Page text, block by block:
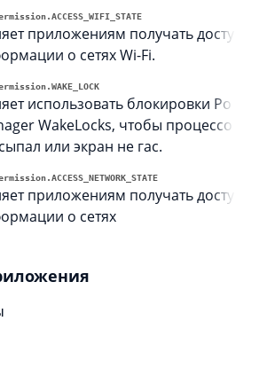
приложениям получать досту
о сетях Wi-Fi.
использовать блокировки Po
WakeLocks, чтобы процессо
или экран не гас.
приложениям получать досту
о сетях